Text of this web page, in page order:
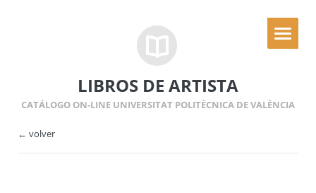
LIBROS DE ARTISTA
CATÁLOGO ON-LINE UNIVERSITAT POLITÈCNICA DE VALÈNCIA
← volver